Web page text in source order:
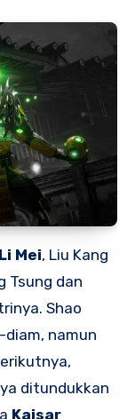
Li Mei, Liu Kang
Tsung dan
Shao
namun
ditundukkan
Kaisar